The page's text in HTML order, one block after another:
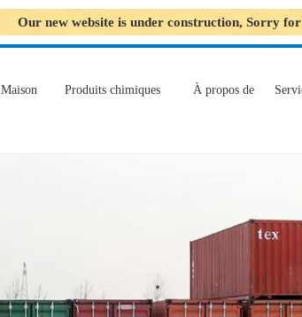
Our new website is under construction, Sorry
Maison Produits chimiques À propos de